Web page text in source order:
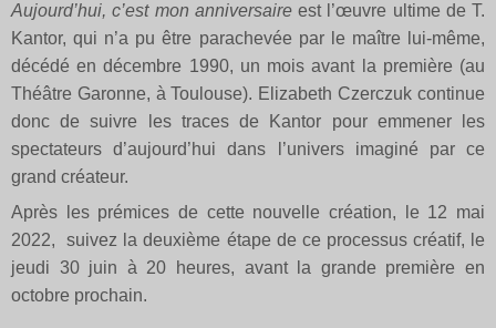
Aujourd’hui, c’est mon anniversaireest l’œuvre ultime de T.
Kantor, qui n’a pu être parachevée par le maître lui-même,
décédé en décembre 1990, un mois avant la première (au
Théâtre Garonne, à Toulouse). Elizabeth Czerczuk continue
donc de suivre les traces de Kantor pour emmener les
spectateurs d’aujourd’hui dans l’univers imaginé par ce
grand créateur.
Après les prémices de cette nouvelle création, le 12 mai
2022,
suivez la deuxième étape de ce processus créatif, le
jeudi 30 juin à 20 heures, avant la grande première en
octobre prochain.